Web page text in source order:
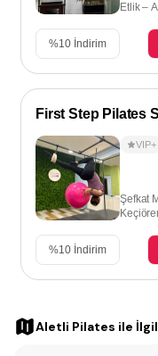
Etlik –
%10 İndirim
First Step Pilates
VIP+
Şefkat
%10 İndirim
Aletli Pilates ile